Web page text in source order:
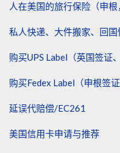
人在美国的旅行保险（申根
私人快递、大件搬家、回国
购买UPS Label（英国签证
购买Fedex Label（申根签
延误代赔偿/EC261
美国信用卡申请与推荐